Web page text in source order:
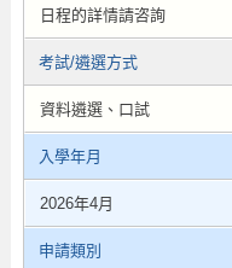
日程的詳情請咨詢
考試/遴選方式
資料遴選、口試
入學年月
2026年4月
申請類別